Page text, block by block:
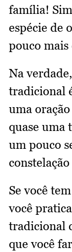
família!
espécie de
pouco mais
Na
tradicional
uma
quase uma
um pouco
Se você
você
tradicional
que você